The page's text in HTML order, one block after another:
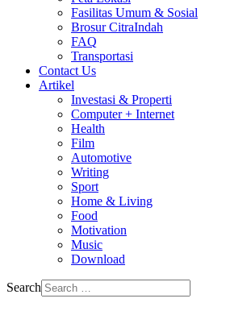
Fasilitas Umum & Sosial
Brosur CitraIndah
FAQ
Transportasi
Contact Us
Artikel
Investasi & Properti
Computer + Internet
Health
Film
Automotive
Writing
Sport
Home & Living
Food
Motivation
Music
Download
Search